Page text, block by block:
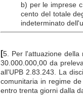
b) per le imprese
cento del totale
indeterminato
[5. Per l'attuazione
30.000.000,00 da
all'UPB 2.83.243. La
comunitaria in regime
entro trenta giorni dalla